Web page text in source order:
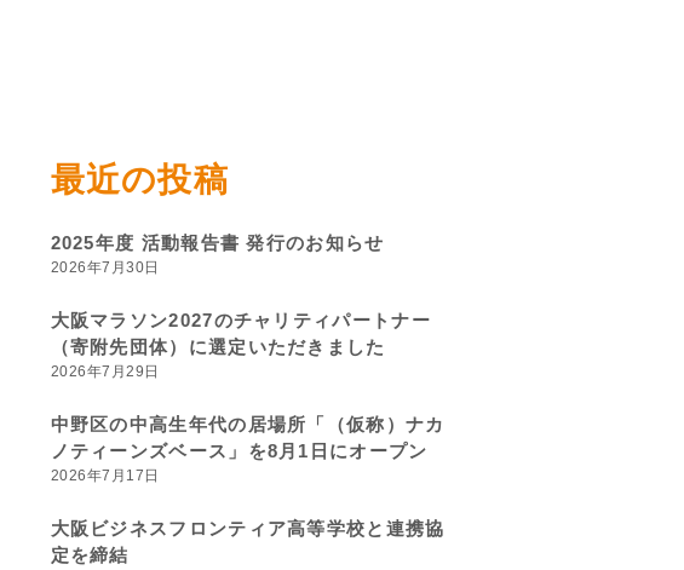
最近の投稿
2025年度 活動報告書 発行のお知らせ
2026年7月30日
大阪マラソン2027のチャリティパートナー
（寄附先団体）に選定いただきました
2026年7月29日
中野区の中高生年代の居場所「（仮称）ナカ
ノティーンズベース」を8月1日にオープン
2026年7月17日
大阪ビジネスフロンティア高等学校と連携協
定を締結